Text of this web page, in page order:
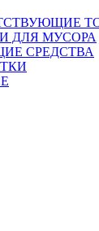
ДЛЯ МУСОРА
СРЕДСТВА